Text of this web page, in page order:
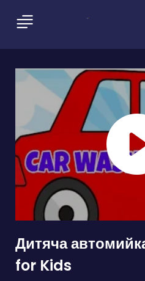
Дитяча
for Kids